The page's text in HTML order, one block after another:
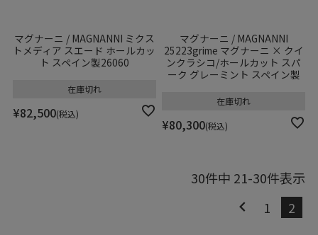
マグナーニ / MAGNANNI ミクス
トメディア スエード ホールカッ
ト スペイン製26060
¥82,500 税込
在庫切れ
マグナーニ / MAGNANNI
25223grime マグナーニ × クイ
ンクラシコ/ホールカット スパ
ーク グレーミント スペイン製
¥80,300 税込
在庫切れ
30件中 21-30件表示
1
2